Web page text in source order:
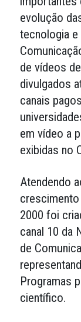
evolução
tecnologia e
de vídeos
divulgados
canais
em vídeo a
exibidas no
Atendendo
crescimento
2000 foi
canal 10 da
de
Programas
científico.